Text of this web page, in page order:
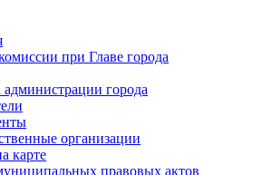
при Главе города
администрации города
организации
карте
правовых актов